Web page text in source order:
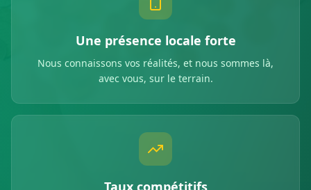
Une présence locale forte
Nous connaissons vos réalités, et nous sommes là,
avec vous, sur le terrain.
Taux compétitifs